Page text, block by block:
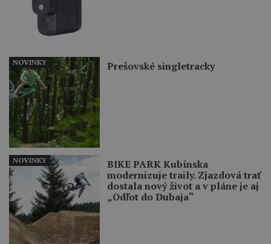
Prešovské singletracky
NOVINKY
BIKE PARK Kubínska
modernizuje traily. Zjazdová trať
dostala nový život a v pláne je aj
„Odľot do Dubaja“
NOVINKY